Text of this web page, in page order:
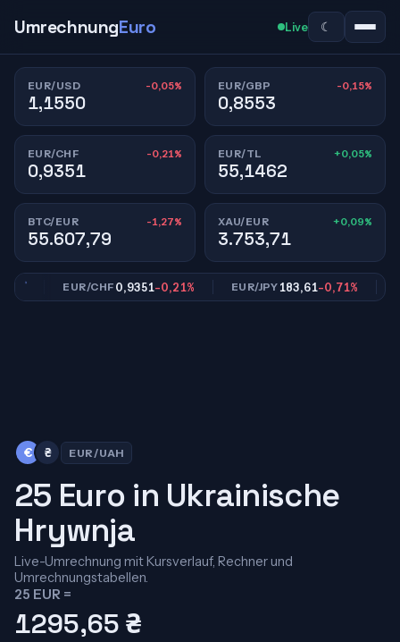
UmrechnungEuro Live ☾
EUR/USD -0,05%
1,1550
EUR/GBP -0,15%
0,8553
EUR/CHF -0,21%
0,9351
EUR/TL +0,05%
55,1462
BTC/EUR -1,27%
55.607,79
XAU/EUR +0,09%
3.753,71
EUR/CHF0,9351-0,21% EUR/JPY183,61-0,71%
€ ₴ EUR/UAH
25 Euro in Ukrainische
Hrywnja
Live-Umrechnung mit Kursverlauf, Rechner und
Umrechnungstabellen.
25 EUR =
1295,65 ₴